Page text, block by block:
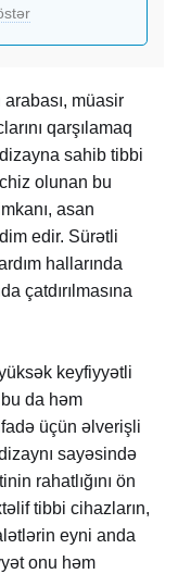
müasir
qarşılamaq
sahib tibbi
olunan bu
asan
edir. Sürətli
hallarında
çatdırılmasına
keyfiyyətli
da həm
üçün əlverişli
sayəsində
rahatlığını ön
tibbi cihazların,
eyni anda
onu həm